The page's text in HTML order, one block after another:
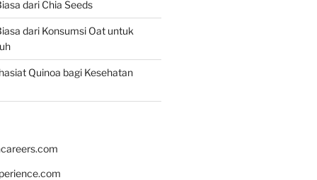
dari Chia Seeds
dari Konsumsi Oat untuk
Quinoa bagi Kesehatan